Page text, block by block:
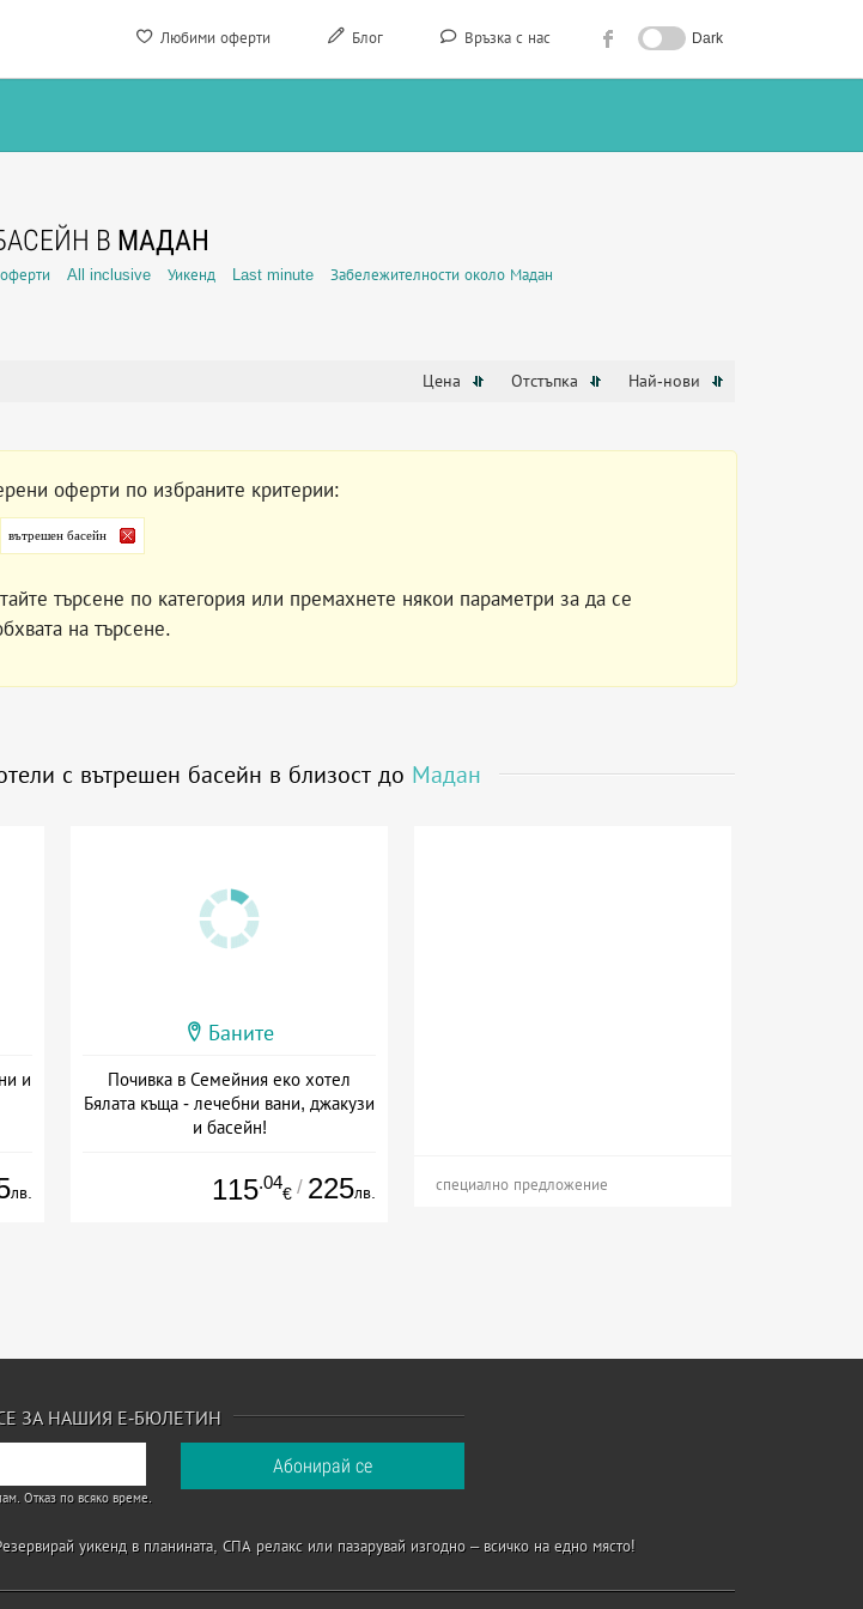
Любими оферти Блог Връзка с нас Dark
В МАДАН
All inclusive Уикенд Last minute Забележителности около Мадан
Цена Отстъпка Най-нови
оферти по избраните критерии:
вътрешен басейн
търсене по категория или премахнете някои параметри за да се
на търсене.
с вътрешен басейн в близост до Мадан
и
лв.
Баните
Почивка в Семейния еко хотел
Бялата къща - лечебни вани, джакузи
и басейн!
115.04
€ / 225лв. специално предложение
ЗА НАШИЯ Е-БЮЛЕТИН
Отказ по всяко време.
уикенд в планината, СПА релакс или пазарувай изгодно – всичко на едно място!